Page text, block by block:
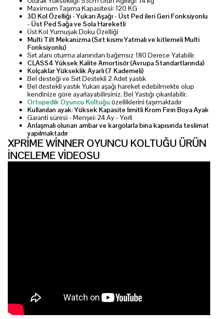
Maximum Taşıma Kapasitesi: 120 KG
3D Kol Özelliği - Yukarı Aşağı - Üst Ped ileri Geri Fonksiyonlu
- Üst Ped Sağa ve Sola Hareketli
Üst Kol Yumuşak Doku Özelliği
Multi Tilt Mekanizma (Sırt kısmı Yatmalı ve kitlemeli Multi
Fonksiyonlu)
Sırt alanı oturma alanından bağımsız 180 Derece Yatabilir
CLASS4 Yüksek Kalite Amortisör (Avrupa Standartlarında)
Kolçaklar Yükseklik Ayarlı (7 Kademeli)
Bel desteği ve Sırt Destekli 2 Adet yastık
Bel destekli yastık Yukarı aşağı hareket edebilmekte olup
kendinize göre ayarlayabilirsiniz. Bel Yastığı çıkarılabilir.
Ortopedik Oyuncu Koltuğu özelliklerini taşımaktadır
Kullanılan ayak: Yüksek Kapasite limitli Krom Fırın Boya Ayak
Garanti süresi - Menşei: 24 Ay - Yerli
Anlaşmalı olunan ambar ve kargolarla bina kapısında teslimat
yapılmaktadır
XPRİME WİNNER OYUNCU KOLTUĞU ÜRÜN
İNCELEME VİDEOSU